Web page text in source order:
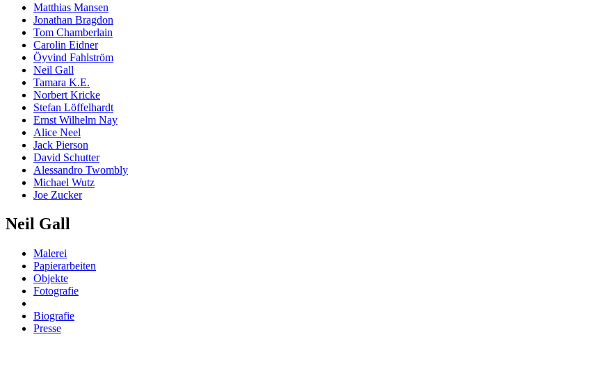
Matthias Mansen
Jonathan Bragdon
Tom Chamberlain
Carolin Eidner
Öyvind Fahlström
Neil Gall
Tamara K.E.
Norbert Kricke
Stefan Löffelhardt
Ernst Wilhelm Nay
Alice Neel
Jack Pierson
David Schutter
Alessandro Twombly
Michael Wutz
Joe Zucker
Neil Gall
Malerei
Papierarbeiten
Objekte
Fotografie
Biografie
Presse